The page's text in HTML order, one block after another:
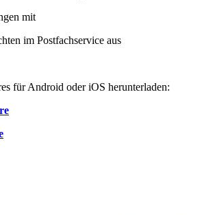
mit
im Postfachservice aus
für Android oder iOS herunterladen: